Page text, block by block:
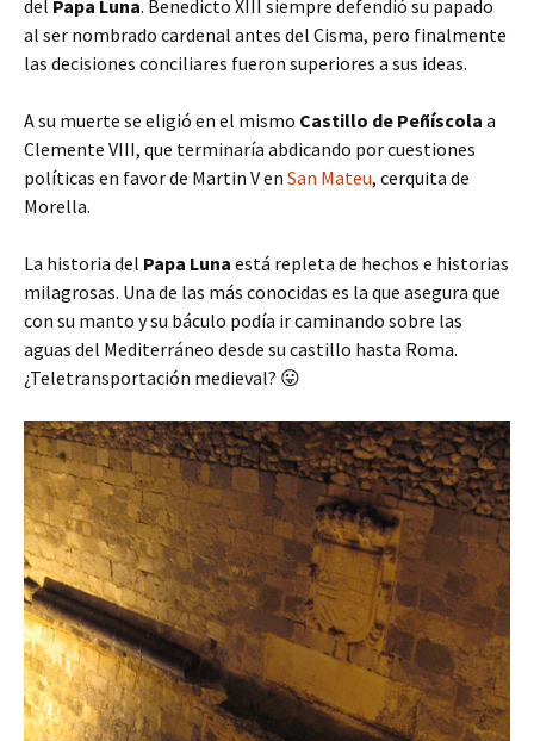
del Papa Luna. Benedicto XIII siempre defendió su papado
al ser nombrado cardenal antes del Cisma, pero finalmente
las decisiones conciliares fueron superiores a sus ideas.
A su muerte se eligió en el mismo Castillo de Peñíscola a
Clemente VIII, que terminaría abdicando por cuestiones
políticas en favor de Martin V en San Mateu, cerquita de
Morella.
La historia del Papa Luna está repleta de hechos e historias
milagrosas. Una de las más conocidas es la que asegura que
con su manto y su báculo podía ir caminando sobre las
aguas del Mediterráneo desde su castillo hasta Roma.
¿Teletransportación medieval? 😛